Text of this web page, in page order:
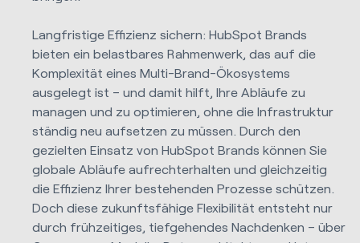
Langfristige Effizienz sichern: HubSpot Brands
bieten ein belastbares Rahmenwerk, das auf die
Komplexität eines Multi-Brand-Ökosystems
ausgelegt ist – und damit hilft, Ihre Abläufe zu
managen und zu optimieren, ohne die Infrastruktur
ständig neu aufsetzen zu müssen. Durch den
gezielten Einsatz vonHubSpot Brands können Sie
globale Abläufe aufrechterhalten und gleichzeitig
die Effizienz Ihrer bestehenden Prozesse schützen.
Doch diese zukunftsfähige Flexibilität entsteht nur
durch frühzeitiges, tiefgehendes Nachdenken – über